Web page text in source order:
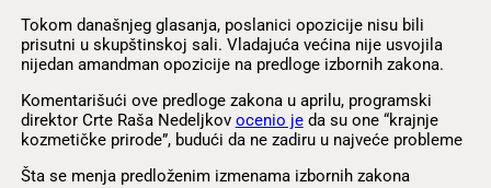
Tokom današnjeg glasanja, poslanici opozicije nisu bili
prisutni u skupštinskoj sali. Vladajuća većina nije usvojila
nijedan amandman opozicije na predloge izbornih zakona.
Komentarišući ove predloge zakona u aprilu, programski
direktor Crte Raša Nedeljkov ocenio jeda su one “krajnje
kozmetičke prirode”, budući da ne zadiru u najveće probleme
Šta se menja predloženim izmenama izbornih zakona